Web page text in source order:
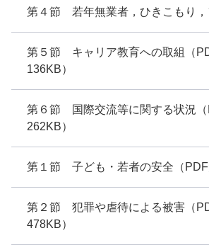
第４節 若年無業者，ひきこもり，
第５節 キャリア教育への取組（
136KB）
第６節 国際交流等に関する状況（
262KB）
第１節 子ども・若者の安全（PDF
第２節 犯罪や虐待による被害（
478KB）